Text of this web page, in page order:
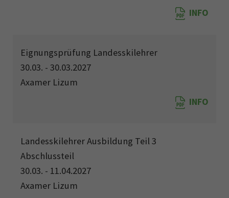
INFO
Eignungsprüfung Landesskilehrer
30.03. - 30.03.2027
Axamer Lizum
INFO
Landesskilehrer Ausbildung Teil 3
Abschlussteil
30.03. - 11.04.2027
Axamer Lizum